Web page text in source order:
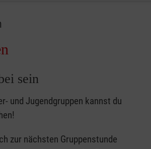
sein
und Jugendgruppen kannst du
zur nächsten Gruppenstunde